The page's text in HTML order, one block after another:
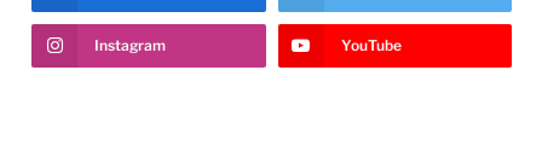
Instagram YouTube